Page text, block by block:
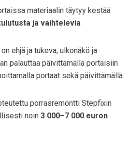
materiaalin täytyy kestää
ja vaihtelevia
ehjä ja tukeva, ulkonäkö ja
palauttaa päivittämällä portaisiin
portaat sekä päivittämällä
porrasremontti Stepfixin
noin 3 000–7 000 euron